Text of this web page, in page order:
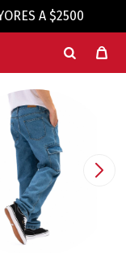
A $2500